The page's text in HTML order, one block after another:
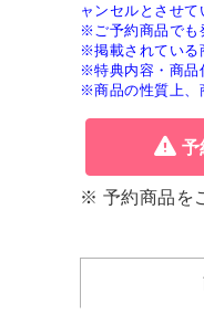
ャンセルとさせ
※ご予約商品でも
※掲載されている
※特典内容・商品
※商品の性質上、
予
※ 予約商品を